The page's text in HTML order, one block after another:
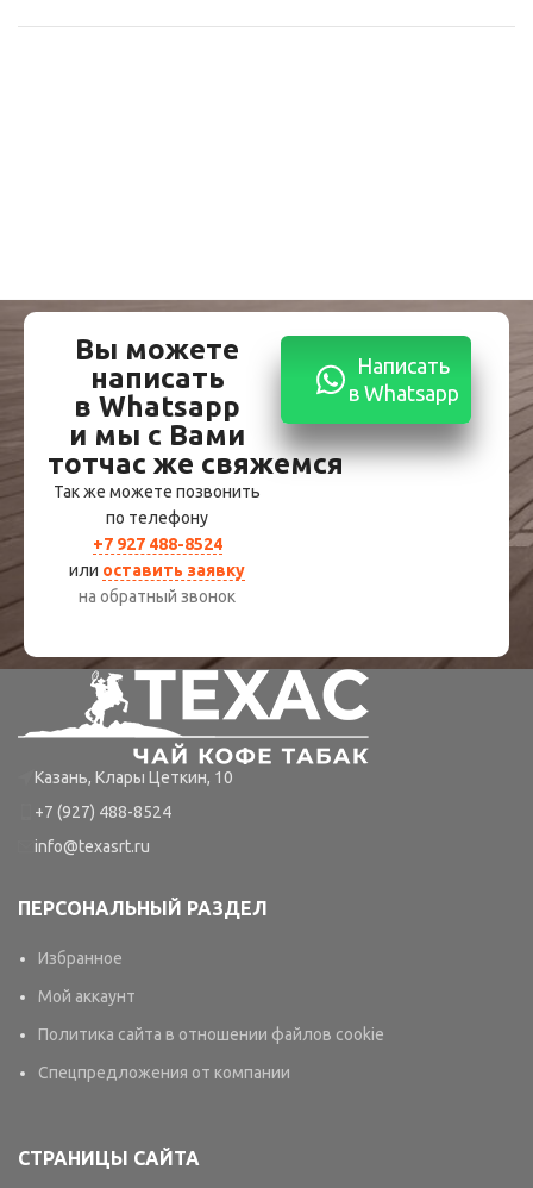
Вы можете
написать
в Whatsapp
и мы с Вами
тотчас же свяжемся
Так же можете позвонить
по телефону
+7 927 488-8524
или оставить заявку
на обратный звонок
Написать
в Whatsapp
Казань, Клары Цеткин, 10
+7 (927) 488-8524
info@texasrt.ru
ПЕРСОНАЛЬНЫЙ РАЗДЕЛ
Избранное
Мой аккаунт
Политика сайта в отношении файлов cookie
Спецпредложения от компании
СТРАНИЦЫ САЙТА